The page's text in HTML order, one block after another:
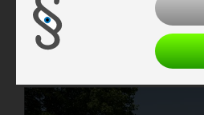
Vare nr. I403832509